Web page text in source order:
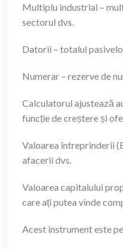
Multiplu industrial –
sectorul dvs.
Datorii – totalul
Numerar – rezerve de
Calculatorul ajustează
funcție de creștere și
Valoarea întreprinderii
afacerii dvs.
Valoarea capitalului
care ați putea vinde
Acest instrument este